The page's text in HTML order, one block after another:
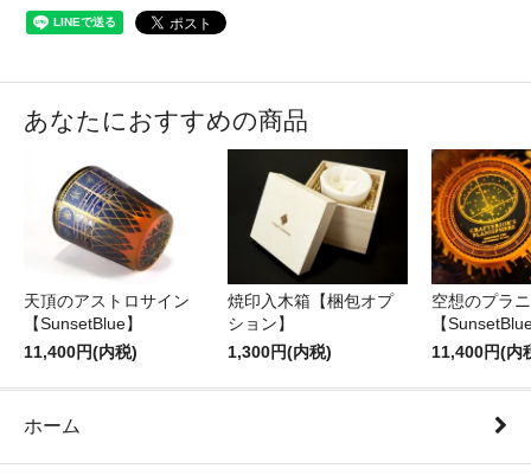
あなたにおすすめの商品
天頂のアストロサイン
【SunsetBlue】
11,400円(内税)
焼印入木箱【梱包オプ
ション】
1,300円(内税)
空想のプラ
【
11,400円(内
ホーム